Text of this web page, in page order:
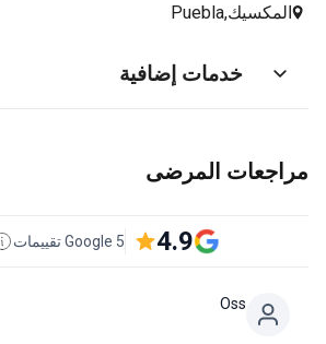
المكسيك,Puebla
خدمات إضافية
مراجعات المرضى
4.9 5 Google تقييمات
Oss